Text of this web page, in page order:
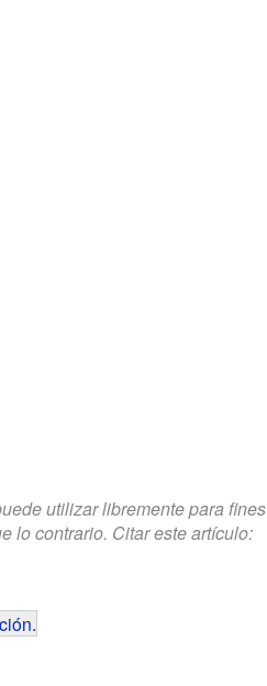
utilizar libremente para fines
lo contrario. Citar este artículo:
.